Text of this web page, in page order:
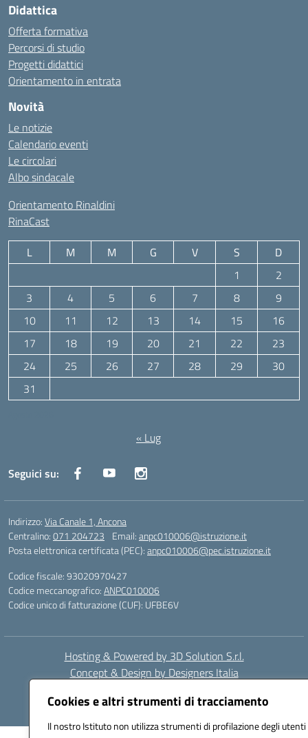
Cookies e altri strumenti di tracciamento
Il nostro Istituto non utilizza strumenti di profilazione degli
Didattica
Offerta formativa
Percorsi di studio
Progetti didattici
Orientamento in entrata
Novità
Le notizie
Calendario eventi
Le circolari
Albo sindacale
Orientamento Rinaldini
RinaCast
L M M G V S
D
1
2
3
4 5 6 7 8
9
10
11 12 13 14 15
16
17
18 19 20 21 22
23
24
25 26 27 28 29
30
31
« Lug
Seguici su:
Indirizzo:Via Canale 1, Ancona
Centralino:071 204723 Email:anpc010006@istruzione.it
Posta elettronica certificata (PEC):anpc010006@pec.istruzione.it
Codice fiscale: 93020970427
Codice meccanografico:ANPC010006
Codice unico di fatturazione (CUF): UFBE6V
Hosting & Powered by 3D Solution S.r.l.
Concept & Design by Designers Italia